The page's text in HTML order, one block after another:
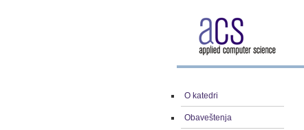
O katedri
Obaveštenja